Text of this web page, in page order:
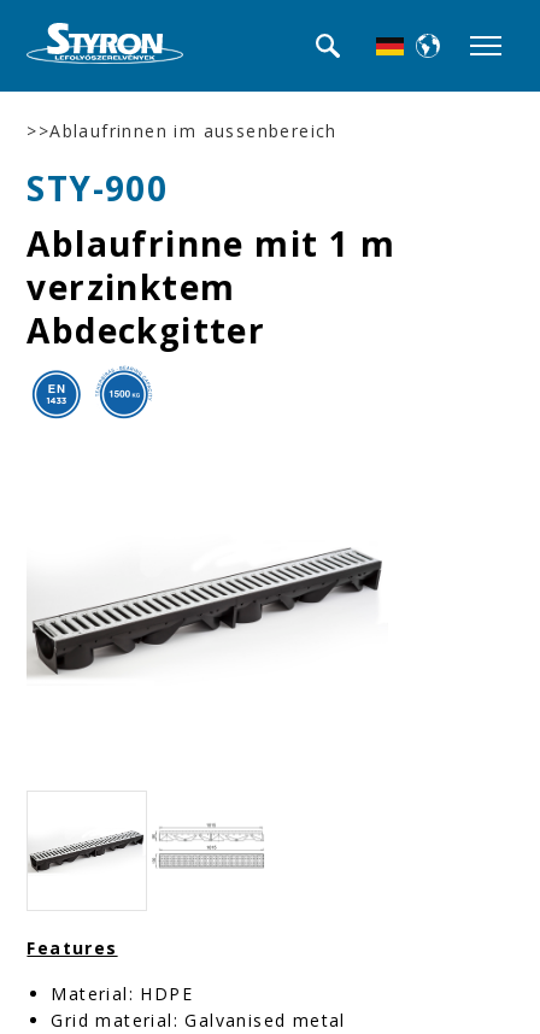
>>Ablaufrinnen im aussenbereich
STY-900
Ablaufrinne mit 1 m
verzinktem
Abdeckgitter
Features
Material: HDPE
Grid material: Galvanised metal